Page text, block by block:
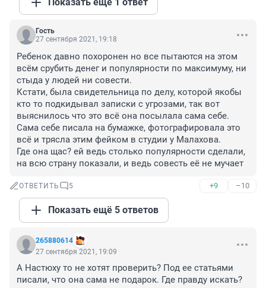
Гость
27 сентября 2021, 19:18
Ребенок давно похоронен но все пытаются на этом
всём срубить денег и популярности по максимуму, ни
стыда у людей ни совести.
Кстати, была свидетельница по делу, которой якобы
кто то подкидывал записки с угрозами, так вот
выяснилось что это всё она посылала сама себе.
Сама себе писала на бумажке, фотографировала это
всё и трясла этим фейком в студии у Малахова.
Где она щас? ей ведь столько популярности сделали,
на всю страну показали, и ведь совесть её не мучает
ОТВЕТИТЬ 5 +9 –10
Показать ещё 5 ответов
265880614
27 сентября 2021, 19:09
А Настюху то не хотят проверить? Под ее статьями
писали, что она сама не подарок. Где правду искать?